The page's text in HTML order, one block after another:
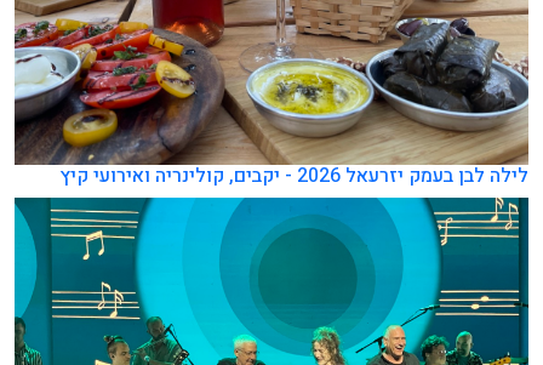
לילה לבן בעמק יזרעאל 2026 - יקבים, קולינריה ואירועי קיץ